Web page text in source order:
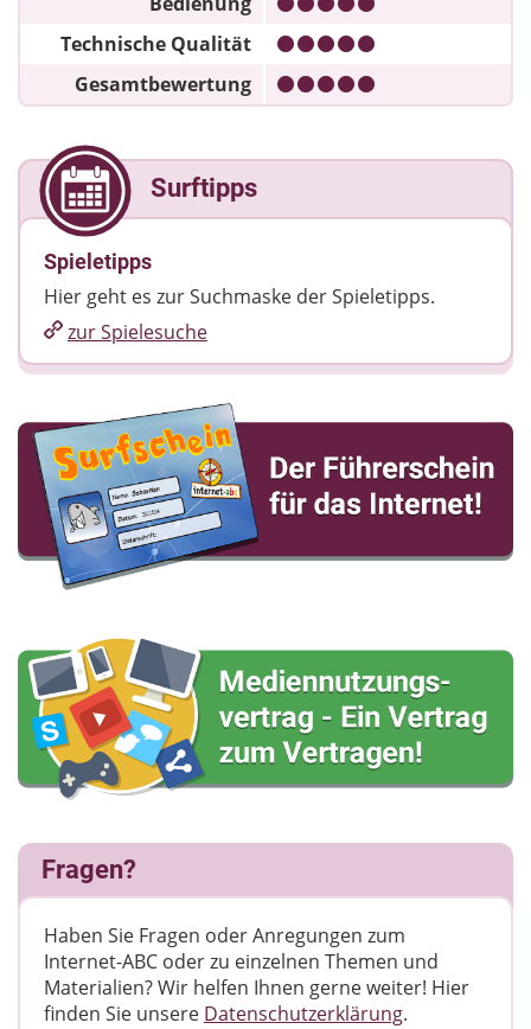
Technische Qualität
Gesamtbewertung
Surftipps
Spieletipps
Hier geht es zur Suchmaske der Spieletipps.
zur Spielesuche
Fragen?
Haben Sie Fragen oder Anregungen zum
Internet-ABC oder zu einzelnen Themen und
Materialien? Wir helfen Ihnen gerne weiter! ​Hier
finden Sie unsere Datenschutzerklärung.